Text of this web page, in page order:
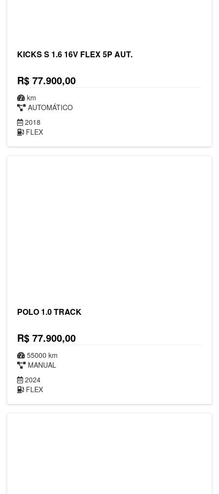
KICKS S 1.6 16V FLEX 5P AUT.
R$ 77.900,00
km
AUTOMÁTICO
2018
FLEX
POLO 1.0 TRACK
R$ 77.900,00
55000 km
MANUAL
2024
FLEX